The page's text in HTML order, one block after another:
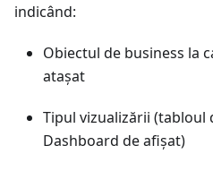
indicând:
Obiectul de business la
atașat
Tipul vizualizării (tabloul
Dashboard de afișat)